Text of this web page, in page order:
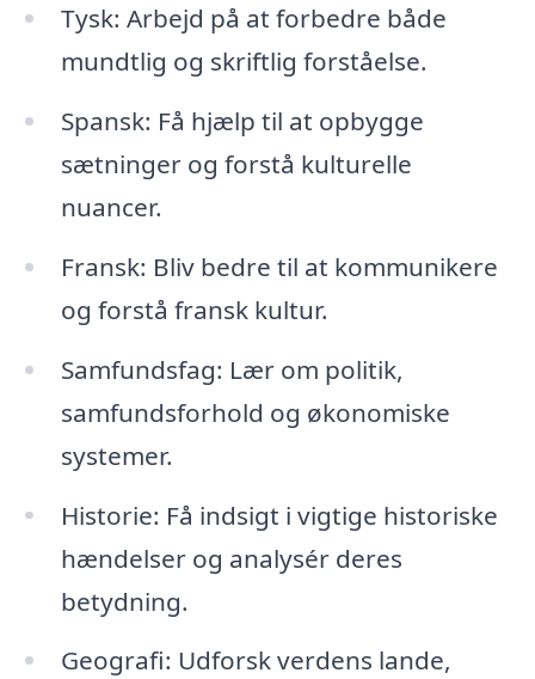
Tysk: Arbejd på at forbedre både
mundtlig og skriftlig forståelse.
Spansk: Få hjælp til at opbygge
sætninger og forstå kulturelle
nuancer.
Fransk: Bliv bedre til at kommunikere
og forstå fransk kultur.
Samfundsfag: Lær om politik,
samfundsforhold og økonomiske
systemer.
Historie: Få indsigt i vigtige historiske
hændelser og analysér deres
betydning.
Geografi: Udforsk verdens lande,